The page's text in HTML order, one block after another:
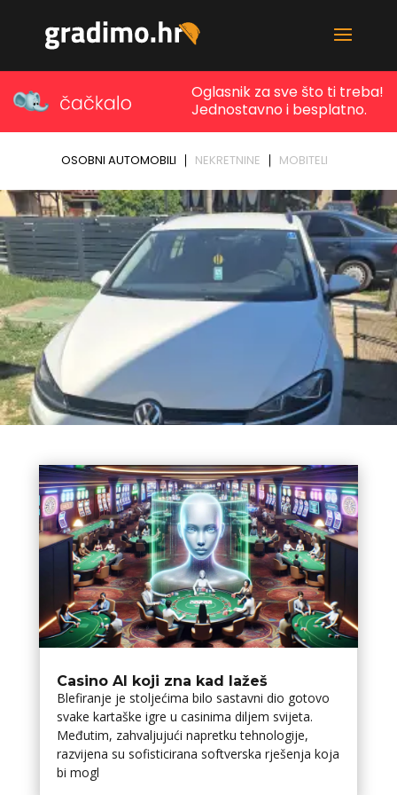
Casino AI koji zna kad lažeš
Blefiranje je stoljećima bilo sastavni dio gotovo
svake kartaške igre u casinima diljem svijeta.
Međutim, zahvaljujući napretku tehnologije,
razvijena su sofisticirana softverska rješenja koja
bi mogl